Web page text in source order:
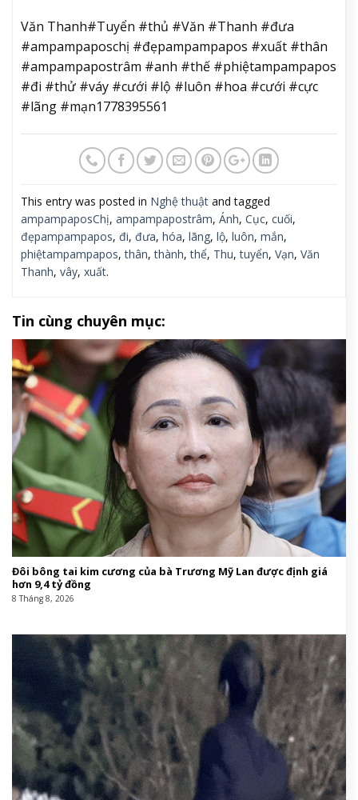
Văn Thanh#Tuyển #thủ #Văn #Thanh #đưa
#ampampaposchị #đẹpampampapos #xuất #thân
#ampampapostrâm #anh #thế #phiệtampampapos
#đi #thử #váy #cưới #lộ #luôn #hoa #cưới #cực
#lãng #mạn1778395561
This entry was posted in Nghệ thuật and tagged
ampampaposChị, ampampapostrâm, Ánh, Cục, cuối,
đẹpampampapos, đi, đưa, hóa, lãng, lộ, luôn, mắn,
phiệtampampapos,thân,thành,thể, Thu,tuyển, Vạn, Văn
Thanh, vây, xuất.
Tin cùng chuyên mục:
Đôi bông tai kim cương của bà Trương Mỹ Lan được định giá
hơn 9,4 tỷ đồng
8 Tháng 8, 2026